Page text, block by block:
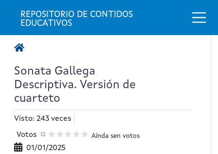
REPOSITORIO DE CONTIDOS
EDUCATIVOS
Sonata Gallega
Descriptiva. Versión de
cuarteto
Visto: 243 veces
Votos Aínda sen votos
01/01/2025